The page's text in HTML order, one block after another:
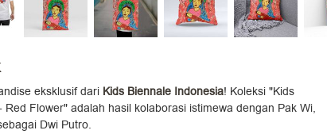
eksklusif dari Kids Biennale Indonesia! Koleksi "Kids
Red Flower" adalah hasil kolaborasi istimewa dengan Pak Wi,
Dwi Putro.